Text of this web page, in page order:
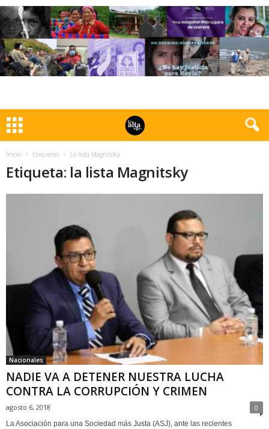
Inicio Etiquetas La lista Magnitsky
Etiqueta: la lista Magnitsky
Nacionales
NADIE VA A DETENER NUESTRA LUCHA
CONTRA LA CORRUPCIÓN Y CRIMEN
agosto 6, 2018 0
La Asociación para una Sociedad más Justa (ASJ), ante las recientes